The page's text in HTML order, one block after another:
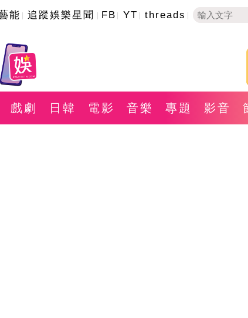
能 追蹤娛樂星聞 FB YT threads
戲劇 日韓 電影 音樂 專題 影音